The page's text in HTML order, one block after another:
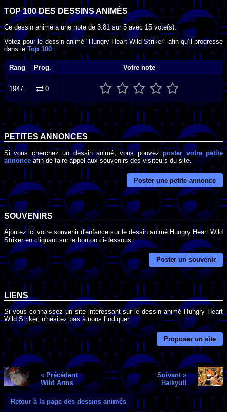
TOP 100 DESDESSINS ANIMÉS
Ce dessin animé a une note de3.81sur5 avec 15vote(s).
Votez pour le dessin animé "Hungry Heart Wild Striker" afin qu'il progresse
dans leTop 100 :
Rang Prog. Votre note
1947. 0
PETITES ANNONCES
Si vous cherchez un dessin animé, vous pouvezposter votre petite
annonceafin de faire appel aux souvenirs des visiteurs du site.
Poster une petite annonce
SOUVENIRS
Ajoutez ici votre souvenir d'enfance sur le dessin animé Hungry Heart Wild
Striker en cliquant sur le bouton ci-dessous.
Poster un souvenir
LIENS
Si vous connaissez un site intéressant sur le dessin animé Hungry Heart
Wild Striker, n'hésitez pas à nous l'indiquer.
Proposer un site
« Précédent
Wild Arms
Suivant »
Haikyu!!
Retour à la page des dessins animés